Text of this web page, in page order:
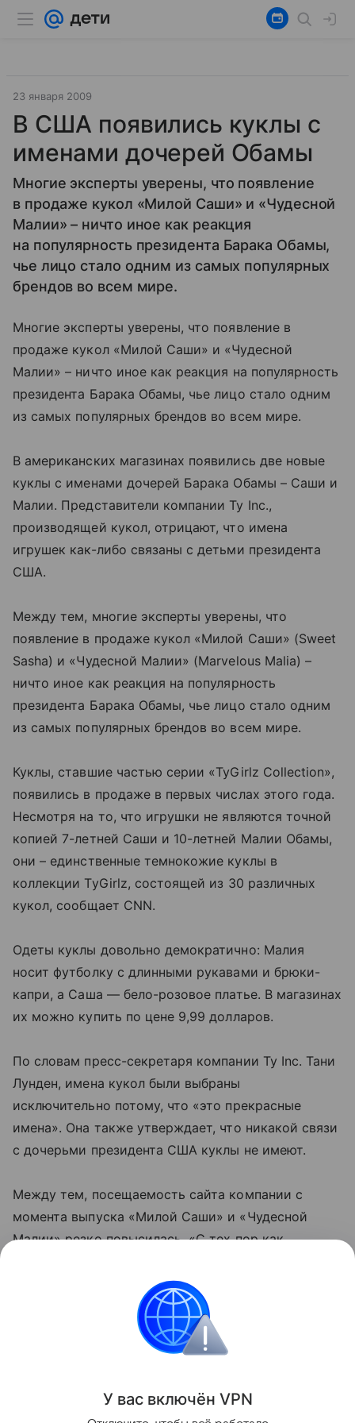
23 января 2009
В США появились куклы с
именами дочерей Обамы
Многие эксперты уверены, что появление
в продаже кукол «Милой Саши» и «Чудесной
Малии» – ничто иное как реакция
на популярность президента Барака Обамы,
чье лицо стало одним из самых популярных
брендов во всем мире.
Многие эксперты уверены, что появление в
продаже кукол «Милой Саши» и «Чудесной
Малии» – ничто иное как реакция на популярность
президента Барака Обамы, чье лицо стало одним
из самых популярных брендов во всем мире.
В американских магазинах появились две новые
куклы с именами дочерей Барака Обамы – Саши и
Малии. Представители компании Ty Inc.,
производящей кукол, отрицают, что имена
игрушек как-либо связаны с детьми президента
США.
Между тем, многие эксперты уверены, что
появление в продаже кукол «Милой Саши» (Sweet
Sasha) и «Чудесной Малии» (Marvelous Malia) –
ничто иное как реакция на популярность
президента Барака Обамы, чье лицо стало одним
из самых популярных брендов во всем мире.
Куклы, ставшие частью серии «TyGirlz Collection»,
появились в продаже в первых числах этого года.
Несмотря на то, что игрушки не являются точной
копией 7-летней Саши и 10-летней Малии Обамы,
они – единственные темнокожие куклы в
коллекции TyGirlz, состоящей из 30 различных
кукол, сообщает CNN.
Одеты куклы довольно демократично: Малия
носит футболку с длинными рукавами и брюки-
капри, а Саша — бело-розовое платье. В магазинах
их можно купить по цене 9,99 долларов.
По словам пресс-секретаря компании Ty Inc. Тани
Лунден, имена кукол были выбраны
исключительно потому, что «это прекрасные
имена». Она также утверждает, что никакой связи
с дочерьми президента США куклы не имеют.
Между тем, посещаемость сайта компании с
момента выпуска «Милой Саши» и «Чудесной
Малии» резко повысилась. «С тех пор как
центре внимания», — говорит Лунден.
Материал подготовлен интернет-редакцией
www.rian.ru на основе информации открытых
У вас включён VPN